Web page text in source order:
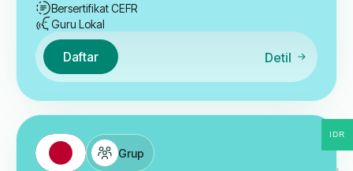
Bersertifikat CEFR
Guru Lokal
Daftar Detil
Grup
IDR